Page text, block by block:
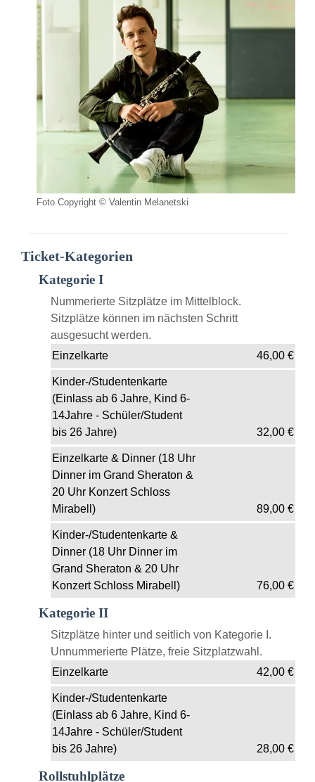
Foto Copyright © Valentin Melanetski
Ticket-Kategorien
Kategorie I
Nummerierte Sitzplätze im Mittelblock.
Sitzplätze können im nächsten Schritt
ausgesucht werden.
Einzelkarte
46,00€
Kinder-/Studentenkarte
(Einlass ab 6 Jahre, Kind 6-
14Jahre - Schüler/Student
bis 26 Jahre)
32,00€
Einzelkarte & Dinner (18 Uhr
Dinner im Grand Sheraton &
20 Uhr Konzert Schloss
Mirabell)
89,00€
Kinder-/Studentenkarte &
Dinner (18 Uhr Dinner im
Grand Sheraton & 20 Uhr
Konzert Schloss Mirabell)
76,00€
Kategorie II
Sitzplätze hinter und seitlich von Kategorie I.
Unnummerierte Plätze, freie Sitzplatzwahl.
Einzelkarte
42,00€
Kinder-/Studentenkarte
(Einlass ab 6 Jahre, Kind 6-
14Jahre - Schüler/Student
bis 26 Jahre)
28,00€
Rollstuhlplätze